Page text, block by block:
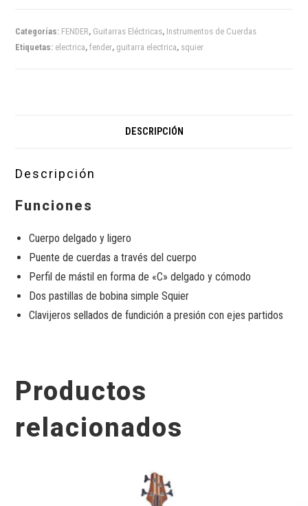
Categorías: FENDER, Guitarras Eléctricas, Instrumentos de Cuerdas
Etiquetas: electrica,fender, guitarra electrica, squier
DESCRIPCIÓN
Descripción
Funciones
Cuerpo delgado y ligero
Puente de cuerdas a través del cuerpo
Perfil de mástil en forma de «C» delgado y cómodo
Dos pastillas de bobina simple Squier
Clavijeros sellados de fundición a presión con ejes partidos
Productos
relacionados